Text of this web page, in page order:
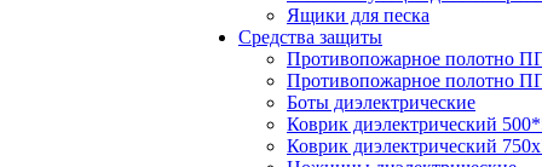
Ящики для песка
Средства защиты
Противопожарное полотно
Противопожарное полотно
Боты диэлектрические
Коврик диэлектрический
Коврик диэлектрический